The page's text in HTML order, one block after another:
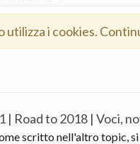
utilizza i cookies.
| Road to 2018 | Voci,
scritto nell'altro topic, si